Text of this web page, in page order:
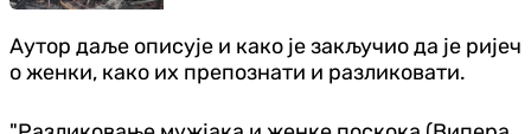
Аутор даље описује и како је закључио да је ријеч
о женки, како их препознати и разликовати.